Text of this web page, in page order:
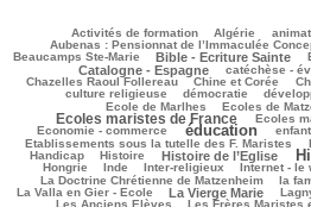
Activités de formation Algérie
Aubenas : Pensionnat de l’Immaculée
100/2504
65/2504
Beaucamps Ste-Marie
562/2504 Bible - Ecriture Sainte
36/2504
338/2504
161/2504
583/2504
Catalogne - Espagne catéchèse -
Chazelles Raoul Follereau
90/2504 Chine et Corée
195/2504
299/2504
21/2504
culture religieuse
démocratie
Ecole de Marlhes
Ecoles de
Ecoles maristes de France
165/2504 Ecoles
409/2504
Economie - commerce
1169/2504 éducation
162/2504 enfant
555/2504
171/2504
118/2504
Etablissements sous la tutelle des F. Maristes
188/2504
438/2504
67/2504
Handicap
191/2504 Histoire
665/2504 Histoire de l’Eglise
1304/2504
124/2504
Hongrie
11/2504 Inde
84/2504 Inter-religieux
153/2504 Internet - le
743/2504
28/2504
La Doctrine Chrétienne de Matzenheim
233/2504 la
84/2504
40/2504
105/2504
La Valla en Gier - Ecole
691/2504 La Vierge Marie
315/2504
209/2504
354/2504
73/2504
108/2504
1153/2504
364/2504